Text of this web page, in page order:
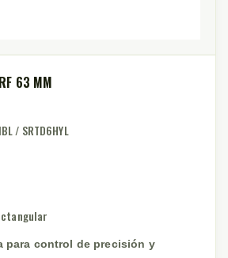
63 MM
/ SRTD6HYL
para control de precisión y